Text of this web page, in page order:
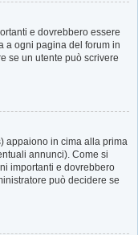
e dovrebbero essere
a ogni pagina del forum in
se un utente può scrivere
appaiono in cima alla prima
annunci). Come si
importanti e dovrebbero
può decidere se